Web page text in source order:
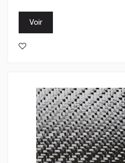
Voir